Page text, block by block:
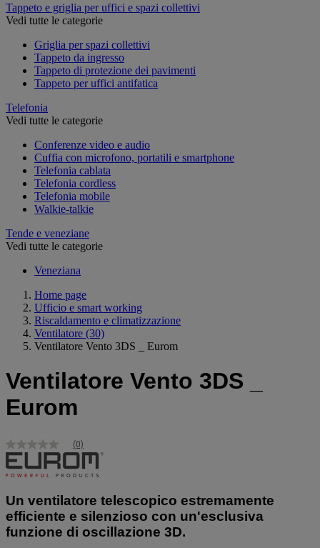
Tappeto e griglia per uffici e spazi collettivi
Vedi tutte le categorie
Griglia per spazi collettivi
Tappeto da ingresso
Tappeto di protezione dei pavimenti
Tappeto per uffici antifatica
Telefonia
Vedi tutte le categorie
Conferenze video e audio
Cuffia con microfono, portatili e smartphone
Telefonia cablata
Telefonia cordless
Telefonia mobile
Walkie-talkie
Tende e veneziane
Vedi tutte le categorie
Veneziana
Home page
Ufficio e smart working
Riscaldamento e climatizzazione
Ventilatore (30)
Ventilatore Vento 3DS _ Eurom
Ventilatore Vento 3DS _
Eurom
Nessuna
valutazione
Stesso
alla
pagina.
(0)
Un ventilatore telescopico estremamente
efficiente e silenzioso con un'esclusiva
funzione di oscillazione 3D.